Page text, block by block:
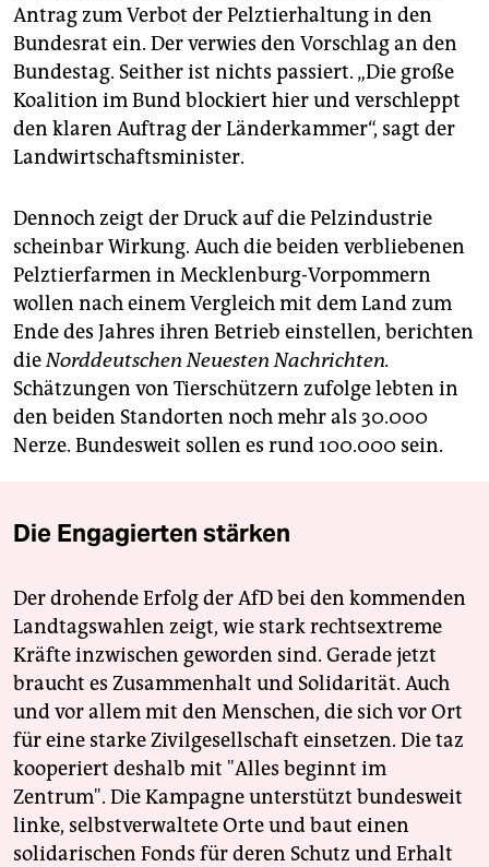
Antrag zum Verbot der Pelztierhaltung in den
Bundesrat ein. Der verwies den Vorschlag an den
Bundestag. Seither ist nichts passiert. „Die große
Koalition im Bund blockiert hier und verschleppt
den klaren Auftrag der Länderkammer“, sagt der
Landwirtschaftsminister.
Dennoch zeigt der Druck auf die Pelzindustrie
scheinbar Wirkung. Auch die beiden verbliebenen
Pelztierfarmen in Mecklenburg-Vorpommern
wollen nach einem Vergleich mit dem Land zum
Ende des Jahres ihren Betrieb einstellen, berichten
dieNorddeutschen Neuesten Nachrichten.
Schätzungen von Tierschützern zufolge lebten in
den beiden Standorten noch mehr als 30.000
Nerze. Bundesweit sollen es rund 100.000 sein.
Die Engagierten stärken
Der drohende Erfolg der AfD bei den kommenden
Landtagswahlen zeigt, wie stark rechtsextreme
Kräfte inzwischen geworden sind. Gerade jetzt
braucht es Zusammenhalt und Solidarität. Auch
und vor allem mit den Menschen, die sich vor Ort
für eine starke Zivilgesellschaft einsetzen. Die taz
kooperiert deshalb mit "Alles beginnt im
Zentrum". Die Kampagne unterstützt bundesweit
linke, selbstverwaltete Orte und baut einen
solidarischen Fonds für deren Schutz und Erhalt